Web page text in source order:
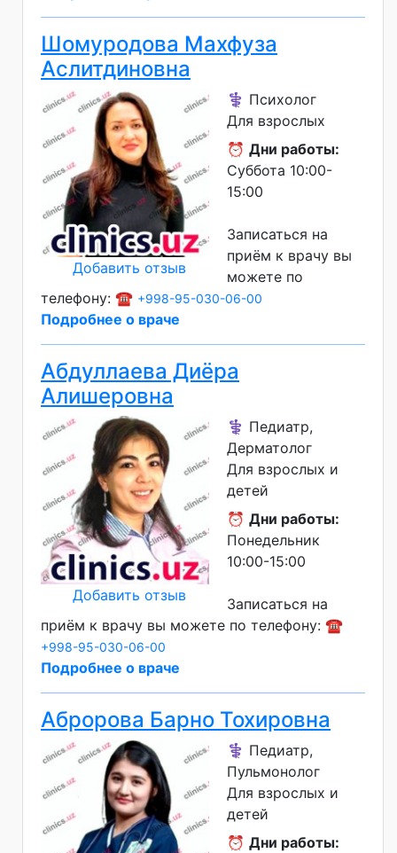
Шомуродова Махфуза
Аслитдиновна
Добавить отзыв
⚕️ Психолог
Для взрослых
⏰ Дни работы:
Суббота 10:00-
15:00
Записаться на
приём к врачу вы
можете по
телефону: ☎️ +998-95-030-06-00
Подробнее о враче
Абдуллаева Диёра
Алишеровна
Добавить отзыв
⚕️ Педиатр,
Дерматолог
Для взрослых и
детей
⏰ Дни работы:
Понедельник
10:00-15:00
Записаться на
приём к врачу вы можете по телефону: ☎️
+998-95-030-06-00
Подробнее о враче
Абророва Барно Тохировна
⚕️ Педиатр,
Пульмонолог
Для взрослых и
детей
⏰ Дни работы: